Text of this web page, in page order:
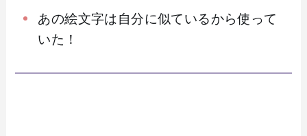
あの絵文字は自分に似ているから使って
いた！